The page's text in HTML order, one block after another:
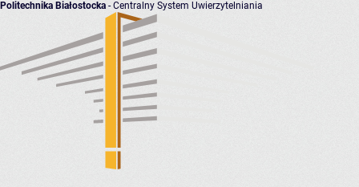
Politechnika Białostocka - Centralny System Uwierzytelniania